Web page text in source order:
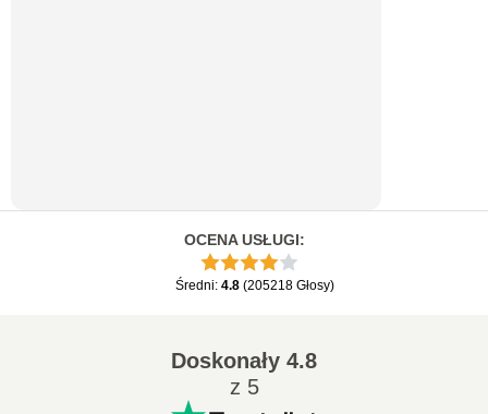
OCENA USŁUGI:
Średni: 4.8 (205218 Głosy)
Doskonały 4.8
z 5